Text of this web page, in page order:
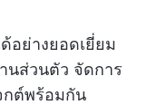
อย่างยอดเยี่ยม
นส่วนตัว จัดการ
กต์พร้อมกัน